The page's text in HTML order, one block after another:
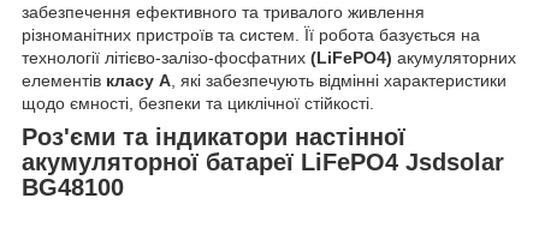
забезпечення ефективного та тривалого живлення
різноманітних пристроїв та систем. Її робота базується на
технології літієво-залізо-фосфатних (LiFePO4) акумуляторних
елементів класу A , які забезпечують відмінні характеристики
щодо ємності, безпеки та циклічної стійкості.
Роз'єми та індикатори настінної
акумуляторної батареї LiFePO4 Jsdsolar
BG48100